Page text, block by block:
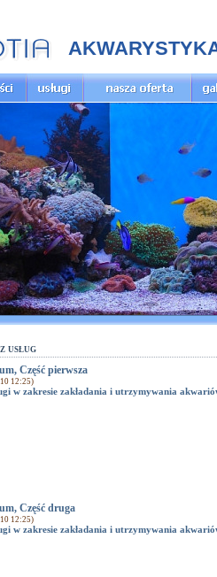
usług
Część pierwsza
12:25)
w zakresie zakładania i utrzymywania
Część druga
12:25)
w zakresie zakładania i utrzymywania